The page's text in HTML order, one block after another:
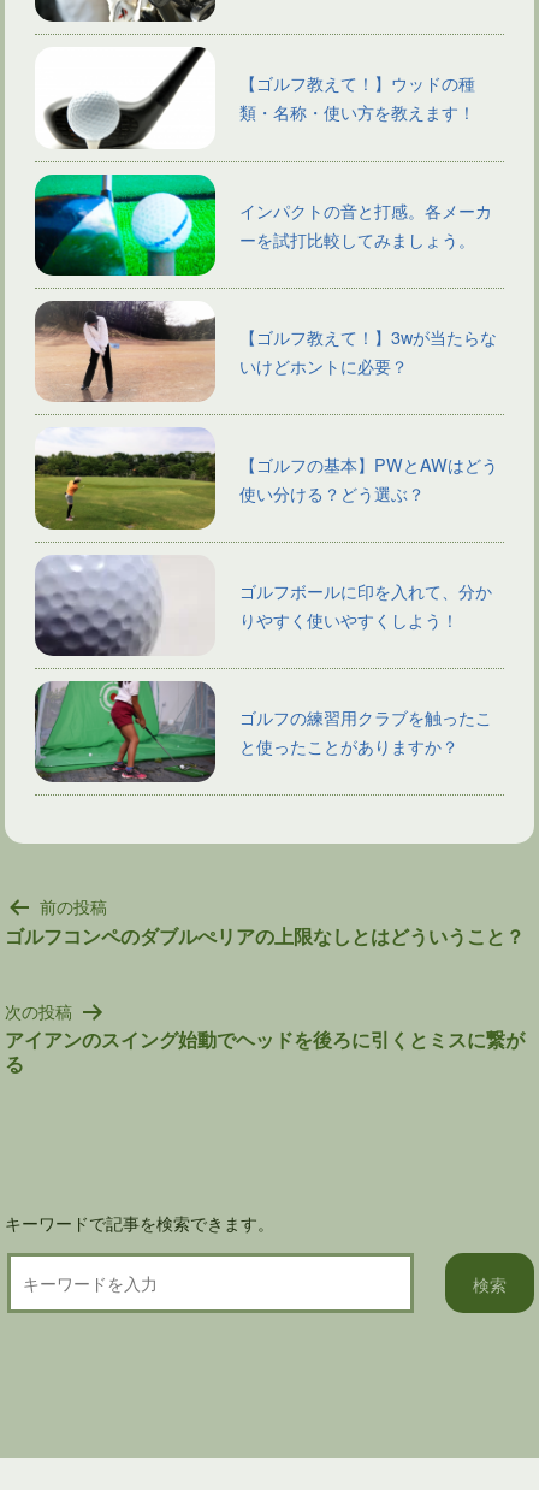
【ゴルフ教えて！】ウッドの種
類・名称・使い方を教えます！
インパクトの音と打感。各メーカ
ーを試打比較してみましょう。
【ゴルフ教えて！】3wが当たらな
いけどホントに必要？
【ゴルフの基本】PWとAWはどう
使い分ける？どう選ぶ？
ゴルフボールに印を入れて、分か
りやすく使いやすくしよう！
ゴルフの練習用クラブを触ったこ
と使ったことがありますか？
投
稿
ゲ
ー
シ
前の投稿
ゴルフコンペのダブルぺリアの上限なしとはどういうこと？
次の投稿
アイアンのスイング始動でヘッドを後ろに引くとミスに繋が
る
キーワードで記事を検索できます。